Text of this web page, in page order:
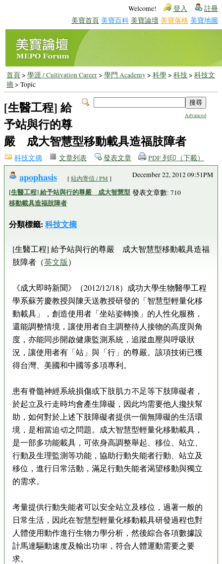
Welcome! 登入 註冊
美寶首頁 美寶百科 美寶論壇 美寶落格 美寶地圖
首頁> 學涯 / Cultivation Career> 學門 Academy> 科學> 科技> 科技文
摘> Topic
Advanced
[生醫工程] 給
予站與行的尊
嚴 成大智慧型移動載具造福肢障者
科技文摘 文章列表 發表文章 PDF 列印（下載）
apophasis [站內寄信 / PM ]
[生醫工程] 給予站與行的尊嚴 成大智慧型
移動載具造福肢障者
分類標籤: 科技文摘
December 22, 2012 09:51PM
發表文章數: 710
[生醫工程] 給予站與行的尊嚴 成大智慧型移動載具造福
肢障者（英文版）
《成大即時新聞》（2012/12/18）成功大學生物醫學工程
學系蘇芳慶教授與陳天送教授研發的「智慧型輕量化移
動載具」，創造使用者「坐站姿轉換」的人性化服務，
還能調整情境，讓使用者自主調整待人接物的高度與角
度，亦能同步開啟健康監測系統，追蹤血壓與呼吸狀
況，讓使用者有「站」與「行」的尊嚴。該項技術已獲
得台灣、美國和中國等多項專利。
患有脊髓神經系統損傷或下肢肌力不足等下肢障礙者，
於起立及行走時均會產生障礙，因此均需要他人攙扶幫
助，如何對於上述下肢障礙者提供一個無障礙的生活環
境，是相當迫切之問題。成大智慧型輕量化移動載具，
是一部多功能載具，可依身高調整舉起、移位、站立、
行動及生理監測等功能，協助行動失能者行動、站立及
移位，進行日常活動，滿足行動失能者渴望移動與獨立
的需求。
考量提供行動失能者可以安全站立及移位，過著一般的
日常生活，因此在智慧型輕量化移動載具研發過程也對
人體使用動作進行生物力學分析，然後綜合各項數據設
計馬達驅動速度及輸出功率，符合人體運動需要之要
求。